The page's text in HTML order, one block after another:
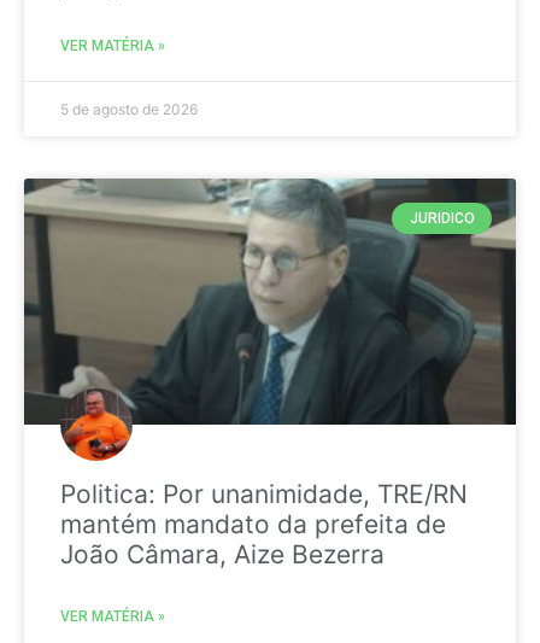
VER MATÉRIA »
5 de agosto de 2026
JURIDICO
Politica: Por unanimidade, TRE/RN
mantém mandato da prefeita de
João Câmara, Aize Bezerra
VER MATÉRIA »